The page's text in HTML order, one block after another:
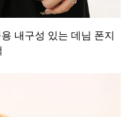
내구성 있는 데님 폰지